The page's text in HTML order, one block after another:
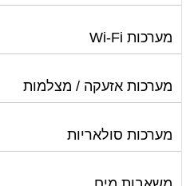
מערכות Wi-Fi
מערכות אזעקה / מצלמות
מערכות סולאריות
משאבות מים